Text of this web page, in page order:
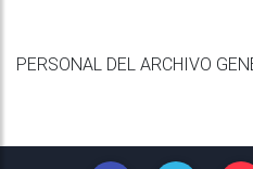
PERSONAL DEL ARCHIVO